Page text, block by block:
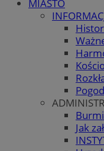
MIASTO
Jak